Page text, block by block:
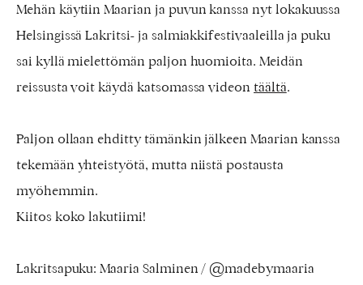
Mehän käytiin Maarian ja puvun kanssa nyt lokakuussa
Helsingissä Lakritsi- ja salmiakkifestivaaleilla ja puku
sai kyllä mielettömän paljon huomioita. Meidän
reissusta voit käydä katsomassa videontäältä.
Paljon ollaan ehditty tämänkin jälkeen Maarian kanssa
tekemään yhteistyötä, mutta niistä postausta
myöhemmin.
Kiitos koko lakutiimi!
Lakritsapuku: Maaria Salminen / @madebymaaria